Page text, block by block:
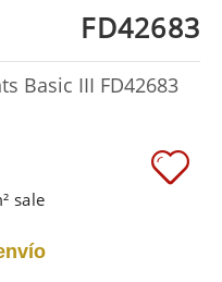
FD42683
Basic III FD42683
sale